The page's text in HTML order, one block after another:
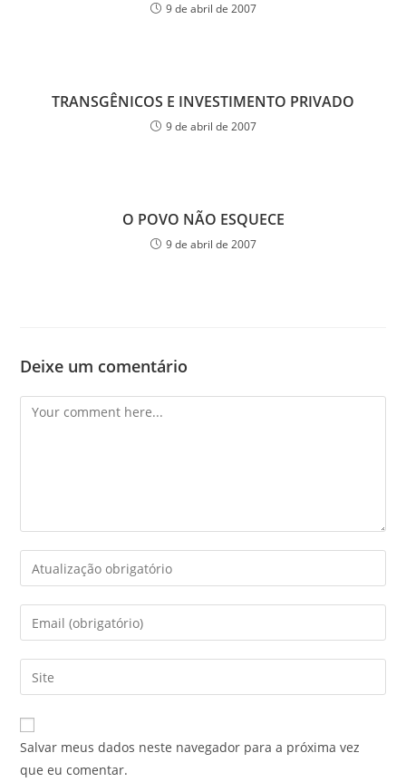
9 de abril de 2007
TRANSGÊNICOS E INVESTIMENTO PRIVADO
9 de abril de 2007
O POVO NÃO ESQUECE
9 de abril de 2007
Deixe um comentário
Salvar meus dados neste navegador para a próxima vez
que eu comentar.